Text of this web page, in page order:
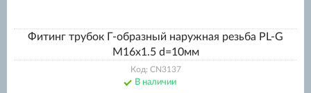
Фитинг трубок Г-образный наружная резьба PL-G
M16x1.5 d=10мм
Код: CN3137
В наличии